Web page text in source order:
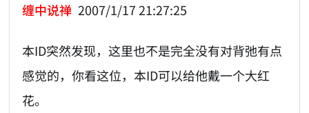
缠中说禅 2007/1/17 21:27:25
本ID突然发现，这里也不是完全没有对背弛有点
感觉的，你看这位，本ID可以给他戴一个大红
花。